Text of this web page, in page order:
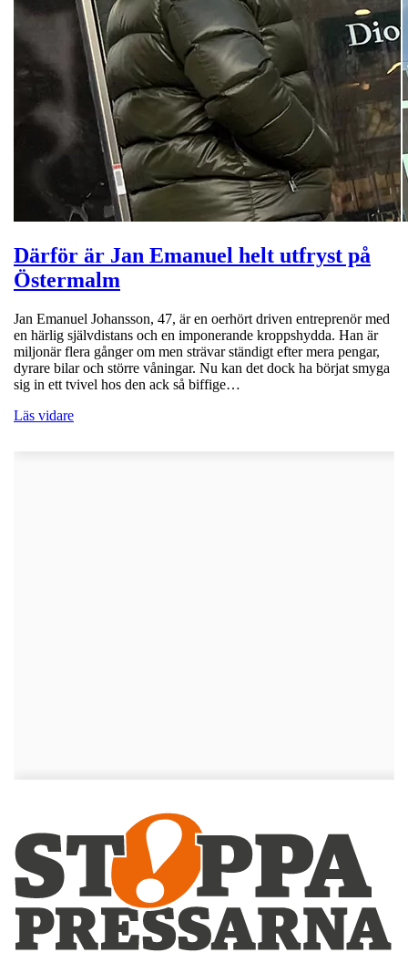
Därför är Jan Emanuel helt utfryst på
Östermalm
Jan Emanuel Johansson, 47, är en oerhört driven entreprenör med
en härlig självdistans och en imponerande kroppshydda. Han är
miljonär flera gånger om men strävar ständigt efter mera pengar,
dyrare bilar och större våningar. Nu kan det dock ha börjat smyga
sig in ett tvivel hos den ack så biffige…
Läs vidare